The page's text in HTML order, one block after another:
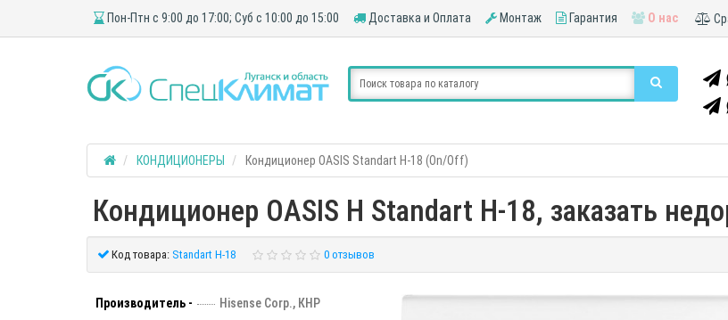
Пон-Птн с 9:00 до 17:00; Суб с 10:00 до 15:00 Доставка и Оплата Монтаж Гарантия О нас
КОНДИЦИОНЕРЫ Кондиционер OASIS Standart H-18 (On/Off)
Кондиционер OASIS H Standart H-18, заказать
Код товара: Standart H-18 0 отзывов
Производитель -
Hisense Corp., КНР